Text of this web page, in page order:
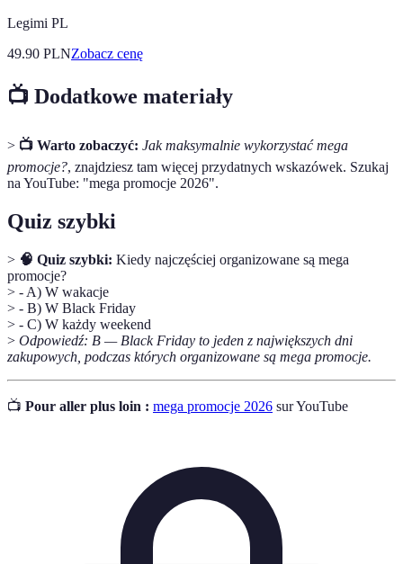
Legimi PL
49.90 PLNZobacz cenę
📺 Dodatkowe materiały
> 📺 Warto zobaczyć: Jak maksymalnie wykorzystać mega
promocje?, znajdziesz tam więcej przydatnych wskazówek. Szukaj
na YouTube: "mega promocje 2026".
Quiz szybki
> 🧠 Quiz szybki: Kiedy najczęściej organizowane są mega
promocje?
> - A) W wakacje
> - B) W Black Friday
> - C) W każdy weekend
> Odpowiedź: B — Black Friday to jeden z największych dni
zakupowych, podczas których organizowane są mega promocje.
📺 Pour aller plus loin : mega promocje 2026 sur YouTube